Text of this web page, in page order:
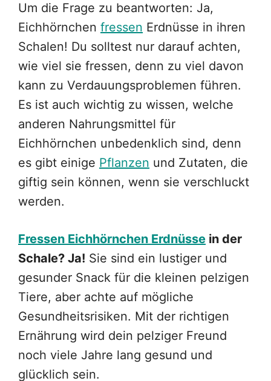
Um die Frage zu beantworten: Ja,
Eichhörnchen fressen Erdnüsse in ihren
Schalen! Du solltest nur darauf achten,
wie viel sie fressen, denn zu viel davon
kann zu Verdauungsproblemen führen.
Es ist auch wichtig zu wissen, welche
anderen Nahrungsmittel für
Eichhörnchen unbedenklich sind, denn
es gibt einige Pflanzen und Zutaten, die
giftig sein können, wenn sie verschluckt
werden.
Fressen Eichhörnchen Erdnüsse in der
Schale? Ja! Sie sind ein lustiger und
gesunder Snack für die kleinen pelzigen
Tiere, aber achte auf mögliche
Gesundheitsrisiken. Mit der richtigen
Ernährung wird dein pelziger Freund
noch viele Jahre lang gesund und
glücklich sein.